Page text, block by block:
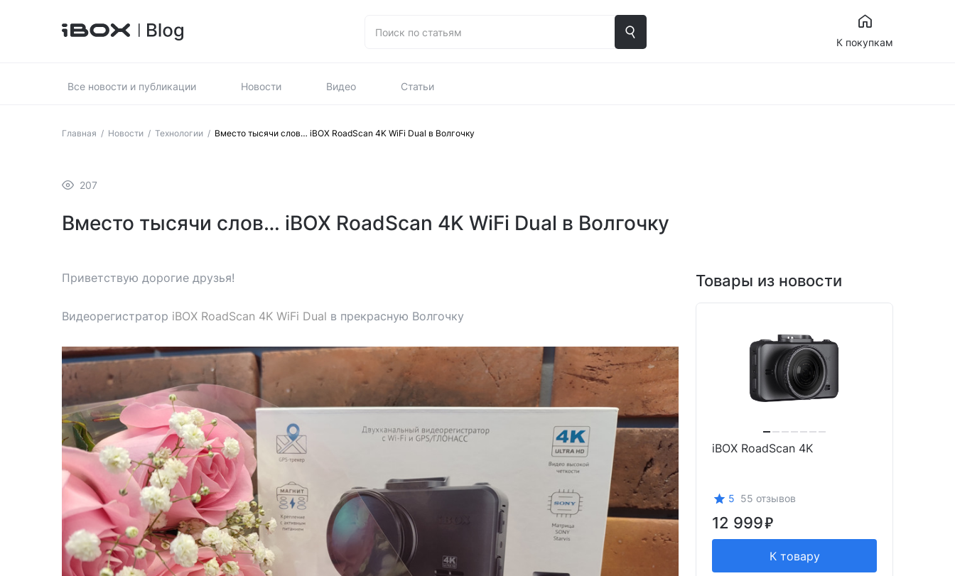
К покупкам
Все новости и публикации Новости Видео Статьи
Главная / Новости / Технологии / Вместо тысячи слов… iBOX RoadScan 4K WiFi Dual в Волгочку
207
Вместо тысячи слов… iBOX RoadScan 4K WiFi Dual в Волгочку
Приветствую дорогие друзья!
Видеорегистратор iBOX RoadScan 4K WiFi Dual в прекрасную Волгочку
Товары из новости
iBOX RoadScan 4K
5 55 отзывов
12 999
К товару